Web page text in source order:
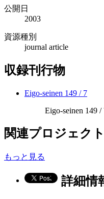
公開日
2003
資源種別
journal article
収録刊行物
Eigo-seinen 149 / 7
Eigo-seinen 149 /
関連プロジェクト
もっと見る
詳細情